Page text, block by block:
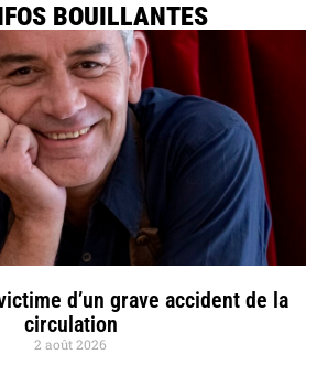
BOUILLANTES
d’un grave accident de la
circulation
2 août 2026